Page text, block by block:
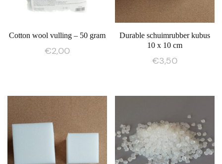
Cotton wool vulling – 50 gram
€2,00
Durable schuimrubber kubus
10 x 10 cm
€3,50